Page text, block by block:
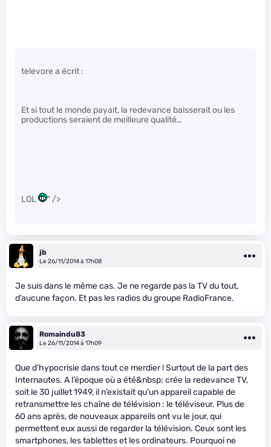
televore a écrit :
Et si tout le monde payait, la redevance baisserait ou les
productions seraient de meilleure qualité…
LOL " />
jb
Le 26/11/2014 à 17h08
Je suis dans le même cas. Je ne regarde pas la TV du tout,
d’aucune façon. Et pas les radios du groupe RadioFrance.
Romaindu83
Le 26/11/2014 à 17h09
Que d’hypocrisie dans tout ce merdier ! Surtout de la part des
Internautes. A l’époque où a été&nbsp; crée la redevance TV,
soit le 30 juillet 1949, il n’existait qu’un appareil capable de
retransmettre les chaîne de télévision : le téléviseur. Plus de
60 ans après, de nouveaux appareils ont vu le jour, qui
permettent eux aussi de regarder la télévision. Ceux sont les
smartphones, les tablettes et les ordinateurs. Pourquoi ne